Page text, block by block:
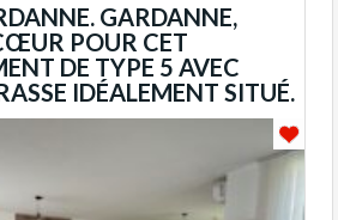
GARDANNE,
POUR CET
DE TYPE 5 AVEC
IDÉALEMENT SITUÉ.